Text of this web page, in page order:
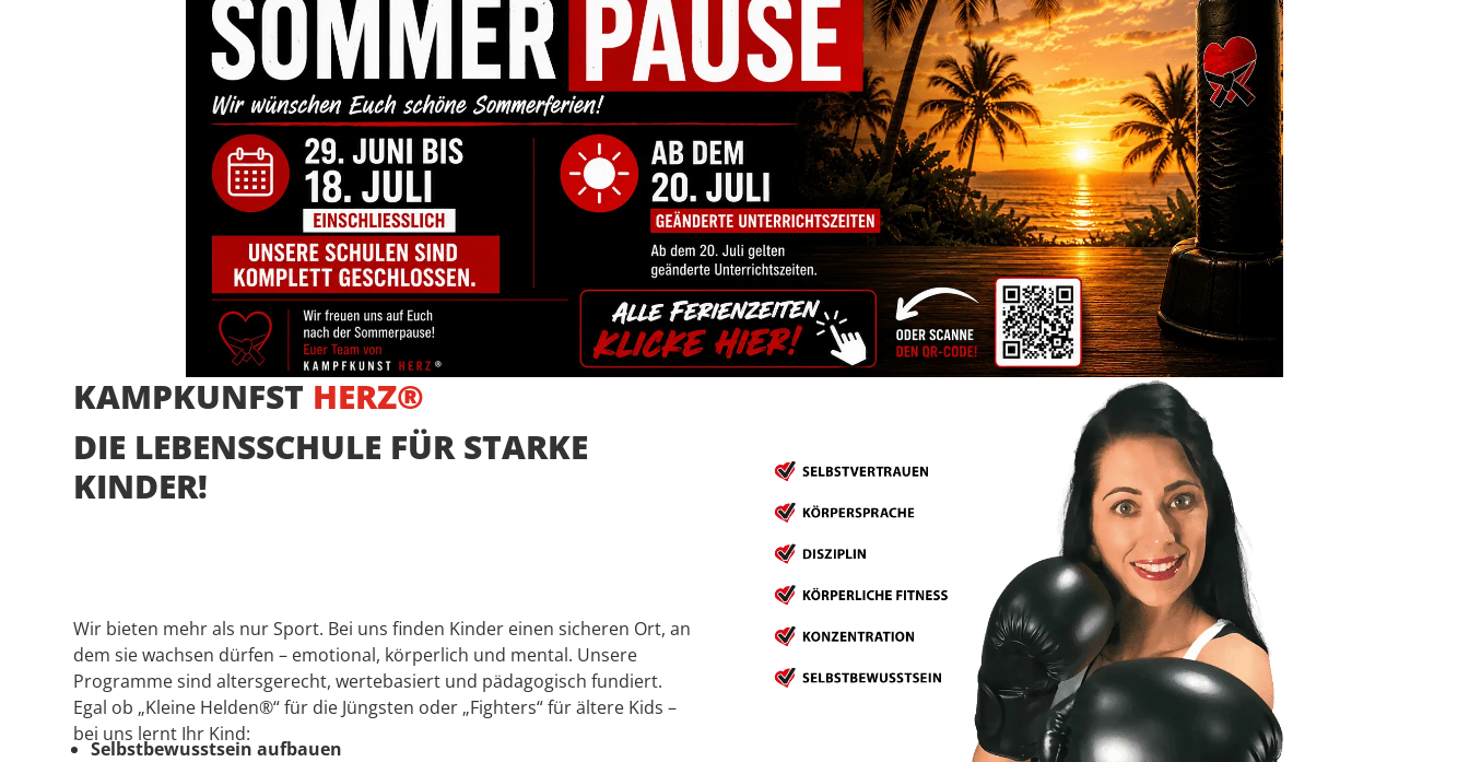
KAMPKUNFST HERZ®
DIE LEBENSSCHULE FÜR STARKE
KINDER!
Wir bieten mehr als nur Sport. Bei uns finden Kinder einen sicheren Ort, an
dem sie wachsen dürfen – emotional, körperlich und mental. Unsere
Programme sind altersgerecht, wertebasiert und pädagogisch fundiert.
Egal ob „Kleine Helden®“ für die Jüngsten oder „Fighters“ für ältere Kids –
bei uns lernt Ihr Kind:
Selbstbewusstsein aufbauen